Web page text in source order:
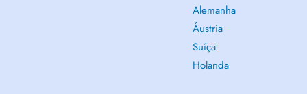
Alemanha
Áustria
Suíça
Holanda